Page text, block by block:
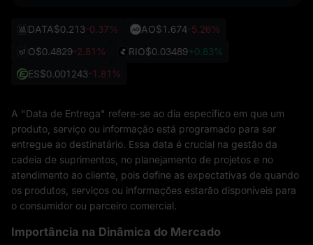
DATA$0.213-0.37% AO$1.674-5.26%
O$0.4829-2.81% RIO$0.03489+0.83%
ES$0.001243-1.81%
A "Data de Entrega" refere-se ao dia específico em que um
produto, serviço ou informação está programado para ser
entregue ao destinatário. Essa data é crucial na gestão da
cadeia de suprimentos, no planejamento de projetos e no
atendimento ao cliente, pois define as expectativas de quando
os produtos, serviços ou informações estarão disponíveis para
o consumidor ou parceiro comercial.
Importância na Dinâmica do Mercado